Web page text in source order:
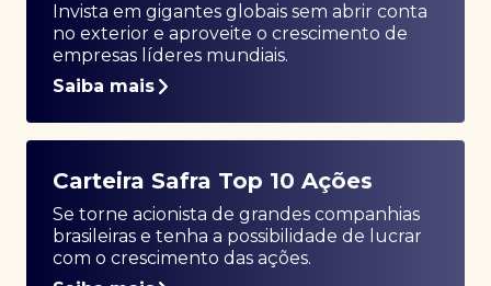
Invista em gigantes globais sem abrir conta
no exterior e aproveite o crescimento de
empresas líderes mundiais.
Saiba mais
Carteira Safra Top 10 Ações
Se torne acionista de grandes companhias
brasileiras e tenha a possibilidade de lucrar
com o crescimento das ações.